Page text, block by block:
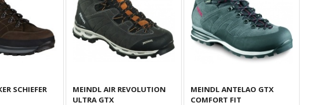
SCHIEFER
MEINDL AIR REVOLUTION
ULTRA GTX
MEINDL ANTELAO GTX
COMFORT FIT